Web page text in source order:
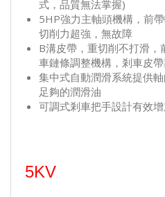
式，品質無法掌握)
5HP強力主軸頭機構，前
切削力超強，無故障
B溝皮帶，重切削不打滑
車鏈條調整機構，剎車皮
集中式自動潤滑系統提供
足夠的潤滑油
可調式剎車把手設計有效
5KV